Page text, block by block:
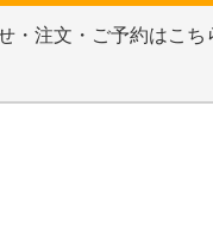
・注文・ご予約はこち